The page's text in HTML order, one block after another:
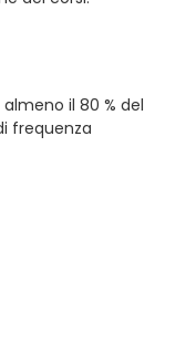
il 80 % del
frequenza